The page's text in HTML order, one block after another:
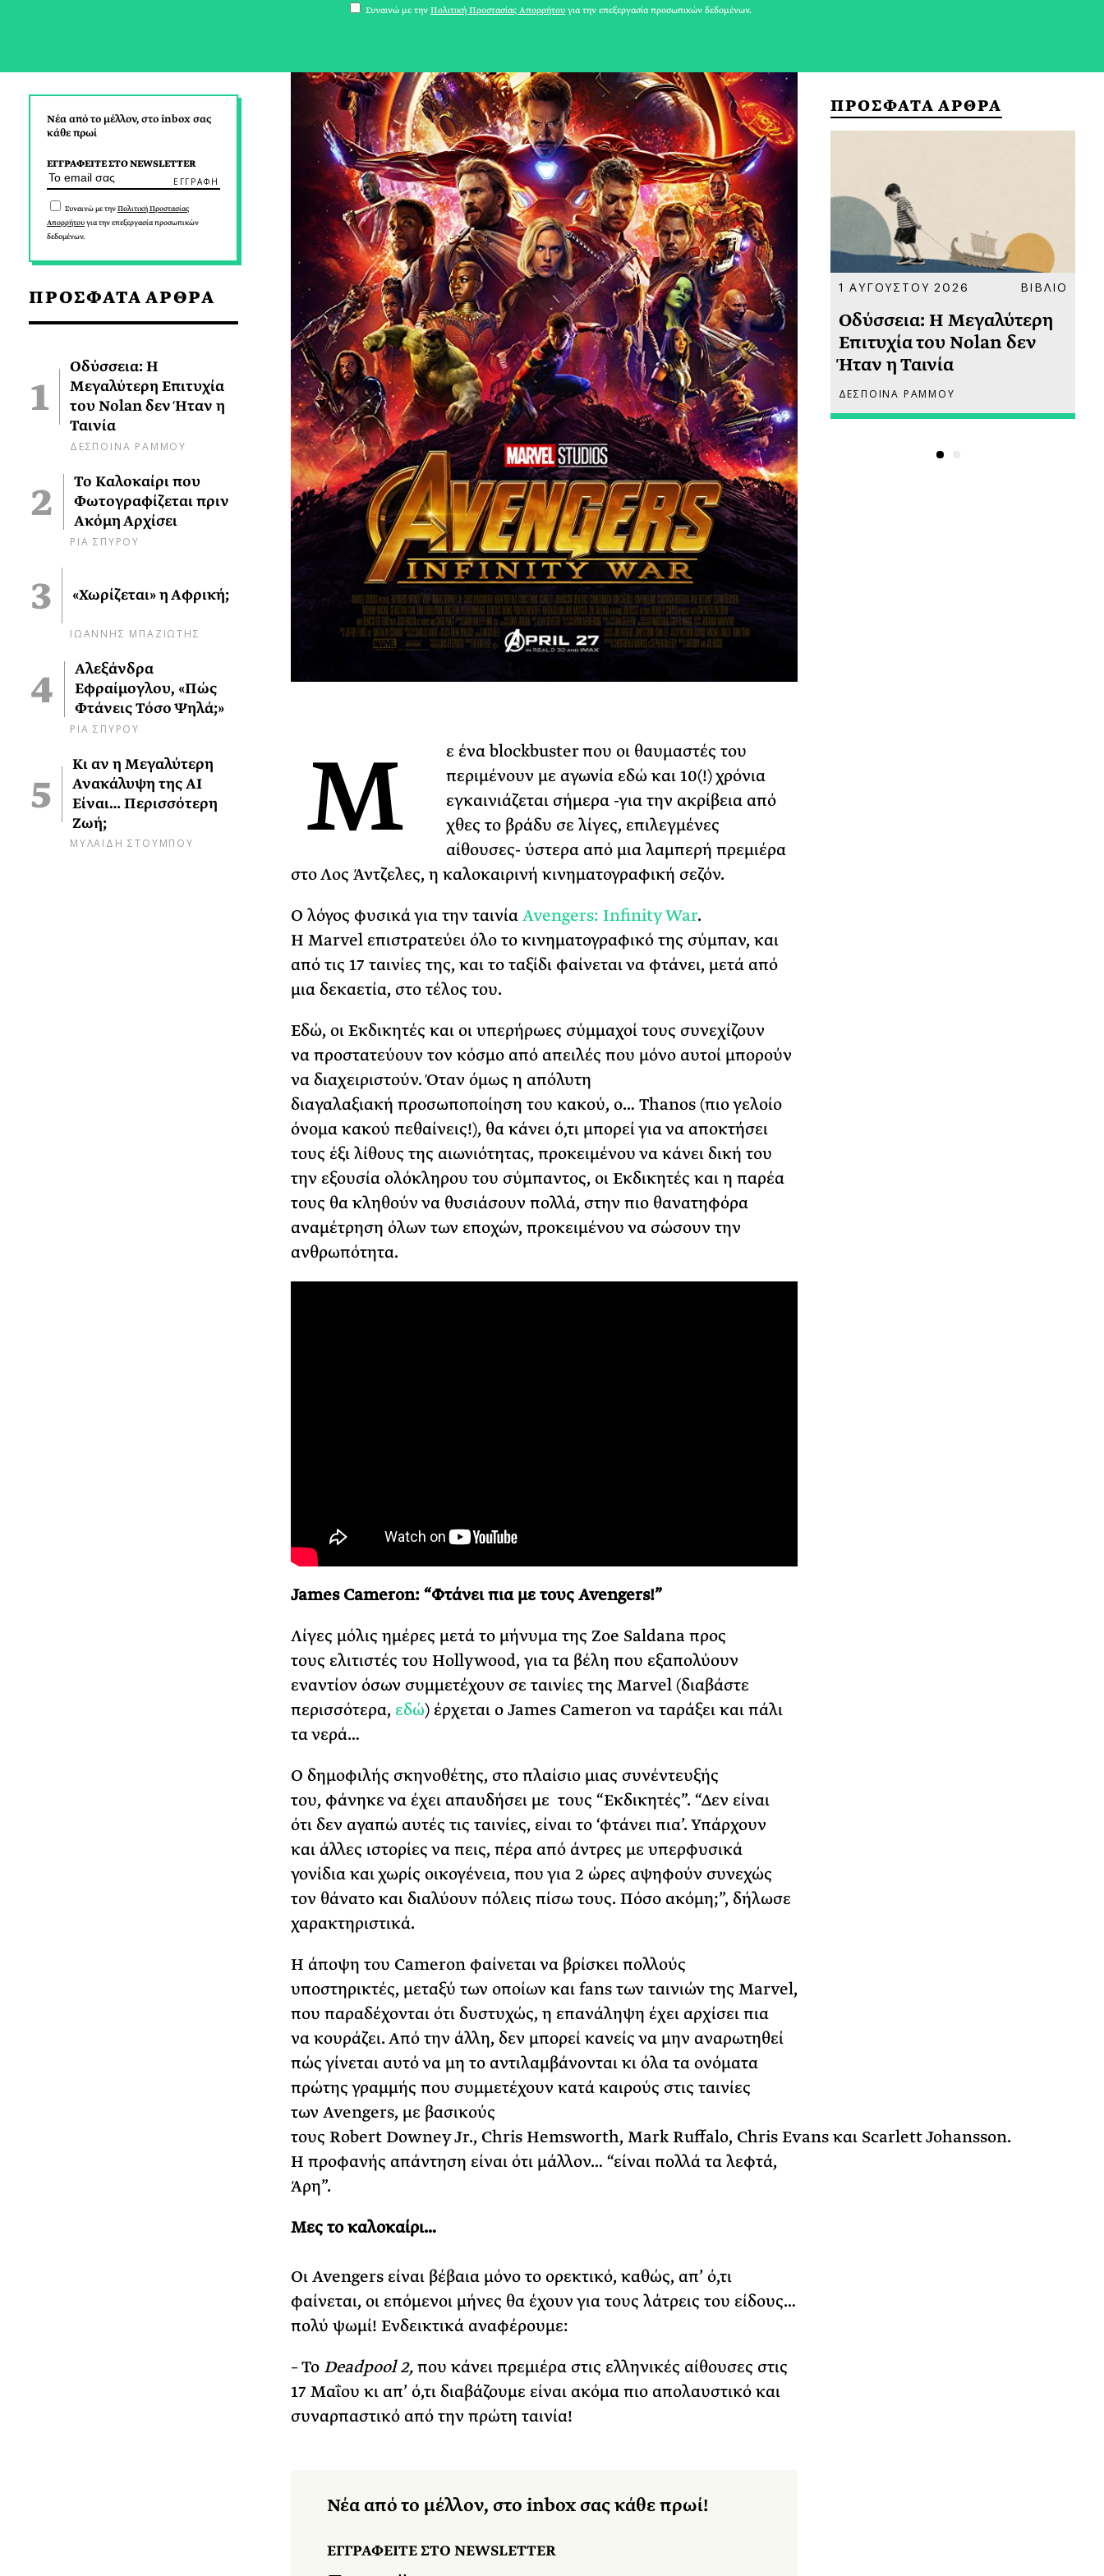
Νέα από το μέλλον, στο inbox σας
κάθε πρωί
ΕΓΓΡΑΦΕΙΤΕ ΣΤΟ NEWSLETTER
Συναινώ με τηνΠολιτική Προστασίας
Απορρήτουγια την επεξεργασία προσωπικών
δεδομένων.
ΠΡΟΣΦΑΤΑ ΑΡΘΡΑ
Οδύσσεια: Η
Μεγαλύτερη Επιτυχία
του Nolan δεν Ήταν η
Ταινία
ΔΕΣΠΟΙΝΑ ΡΑΜΜΟΥ
Το Καλοκαίρι που
Φωτογραφίζεται πριν
Ακόμη Αρχίσει
ΡΙΑ ΣΠΥΡΟΥ
«Χωρίζεται» η Αφρική;
ΙΩΑΝΝΗΣ ΜΠΑΖΙΩΤΗΣ
Αλεξάνδρα
Εφραίμογλου, «Πώς
Φτάνεις Τόσο Ψηλά;»
ΡΙΑ ΣΠΥΡΟΥ
Κι αν η Μεγαλύτερη
Ανακάλυψη της AI
Είναι… Περισσότερη
Ζωή;
ΜΥΛΑΙΔΗ ΣΤΟΥΜΠΟΥ Μ
ε ένα blockbuster που οι θαυμαστές του
περιμένουν με αγωνία εδώ και 10(!) χρόνια
εγκαινιάζεται σήμερα -για την ακρίβεια από
χθες το βράδυ σε λίγες, επιλεγμένες
αίθουσες- ύστερα από μια λαμπερή πρεμιέρα
στο Λος Άντζελες, η καλοκαιρινή κινηματογραφική σεζόν.
Ο λόγος φυσικά για την ταινίαAvengers: Infinity War.
Η Marvel επιστρατεύει όλο το κινηματογραφικό της σύμπαν, και
από τις 17 ταινίες της, και το ταξίδι φαίνεται να φτάνει, μετά από
μια δεκαετία, στο τέλος του.
Εδώ, οι Εκδικητές και οι υπερήρωες σύμμαχοί τους συνεχίζουν
να προστατεύουν τον κόσμο από απειλές που μόνο αυτοί μπορούν
να διαχειριστούν. Όταν όμως η απόλυτη
διαγαλαξιακή προσωποποίηση του κακού, ο… Thanos (πιο γελοίο
όνομα κακού πεθαίνεις!), θα κάνει ό,τι μπορεί για να αποκτήσει
τους έξι λίθους της αιωνιότητας, προκειμένου να κάνει δική του
την εξουσία ολόκληρου του σύμπαντος, οι Εκδικητές και η παρέα
τους θα κληθούν να θυσιάσουν πολλά, στην πιο θανατηφόρα
αναμέτρηση όλων των εποχών, προκειμένου να σώσουν την
ανθρωπότητα.
James Cameron: “Φτάνει πια με τους Avengers!”
Λίγες μόλις ημέρες μετά το μήνυμα της Zoe Saldana προς
τους ελιτιστές του Hollywood, για τα βέλη που εξαπολύουν
εναντίον όσων συμμετέχουν σε ταινίες της Marvel (διαβάστε
περισσότερα, εδώ) έρχεται ο James Cameron να ταράξει και πάλι
τα νερά…
Ο δημοφιλής σκηνοθέτης, στο πλαίσιο μιας συνέντευξής
του, φάνηκε να έχει απαυδήσει με τους “Εκδικητές”. “Δεν είναι
ότι δεν αγαπώ αυτές τις ταινίες, είναι το ‘φτάνει πια’. Υπάρχουν
και άλλες ιστορίες να πεις, πέρα από άντρες με υπερφυσικά
γονίδια και χωρίς οικογένεια, που για 2 ώρες αψηφούν συνεχώς
τον θάνατο και διαλύουν πόλεις πίσω τους. Πόσο ακόμη;”, δήλωσε
χαρακτηριστικά.
Η άποψη του Cameron φαίνεται να βρίσκει πολλούς
υποστηρικτές, μεταξύ των οποίων και fans των ταινιών της Marvel,
που παραδέχονται ότι δυστυχώς, η επανάληψη έχει αρχίσει πια
να κουράζει. Από την άλλη, δεν μπορεί κανείς να μην αναρωτηθεί
πώς γίνεται αυτό να μη το αντιλαμβάνονται κι όλα τα ονόματα
πρώτης γραμμής που συμμετέχουν κατά καιρούς στις ταινίες
των Avengers, με βασικούς
τους Robert Downey Jr., Chris Hemsworth, Mark Ruffalo, Chris Evans και Scarlett Johansson.
Η προφανής απάντηση είναι ότι μάλλον… “είναι πολλά τα λεφτά,
Άρη”.
Μες το καλοκαίρι…
Οι Avengers είναι βέβαια μόνο το ορεκτικό, καθώς, απ’ ό,τι
φαίνεται, οι επόμενοι μήνες θα έχουν για τους λάτρεις του είδους…
πολύ ψωμί! Ενδεικτικά αναφέρουμε:
– ΤοDeadpool 2,που κάνει πρεμιέρα στις ελληνικές αίθουσες στις
17 Μαΐου κι απ’ ό,τι διαβάζουμε είναι ακόμα πιο απολαυστικό και
συναρπαστικό από την πρώτη ταινία!
Νέα από το μέλλον, στο inbox σας κάθε πρωί!
ΕΓΓΡΑΦΕΙΤΕ ΣΤΟ NEWSLETTER
ΠΡΟΣΦΑΤΑ ΑΡΘΡΑ
31 ΙΟΥΛΙΟΥ 2026 ΚΟΙΝΩΝΙΑ
Το Καλοκαίρι που
Φωτογραφίζεται πριν
Ακόμη Αρχίσει
ΡΙΑ ΣΠΥΡΟΥ
1 ΑΥΓΟΥΣΤΟΥ 2026 ΒΙΒΛΙΟ
Οδύσσεια: Η Μεγαλύτερη
Επιτυχία του Nolan δεν
Ήταν η Ταινία
ΔΕΣΠΟΙΝΑ ΡΑΜΜΟΥ
Συναινώ με την Πολιτική Προστασίας Απορρήτου για την επεξεργασία προσωπικών δεδομένων.